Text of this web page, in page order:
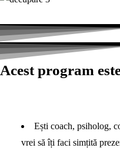
Acest program
Ești coach, psiholog,
vrei să îți faci simțită